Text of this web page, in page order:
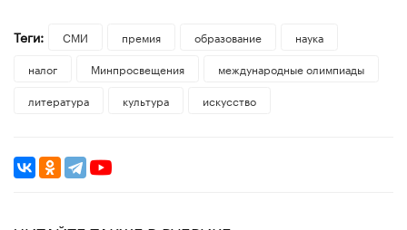
Теги: СМИ премия образование
наука
налог
Минпросвещения
международные олимпиады
литература
культура искусство